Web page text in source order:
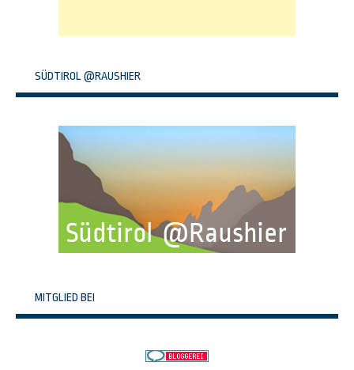
SÜDTIROL @RAUSHIER
MITGLIED BEI